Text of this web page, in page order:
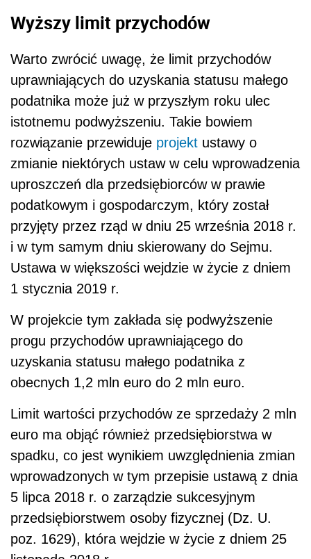
Wyższy limit przychodów
Warto zwrócić uwagę, że limit przychodów
uprawniających do uzyskania statusu małego
podatnika może już w przyszłym roku ulec
istotnemu podwyższeniu. Takie bowiem
rozwiązanie przewiduje projekt ustawy o
zmianie niektórych ustaw w celu wprowadzenia
uproszczeń dla przedsiębiorców w prawie
podatkowym i gospodarczym, który został
przyjęty przez rząd w dniu 25 września 2018 r.
i w tym samym dniu skierowany do Sejmu.
Ustawa w większości wejdzie w życie z dniem
1 stycznia 2019 r.
W projekcie tym zakłada się podwyższenie
progu przychodów uprawniającego do
uzyskania statusu małego podatnika z
obecnych 1,2 mln euro do 2 mln euro.
Limit wartości przychodów ze sprzedaży 2 mln
euro ma objąć również przedsiębiorstwa w
spadku, co jest wynikiem uwzględnienia zmian
wprowadzonych w tym przepisie ustawą z dnia
5 lipca 2018 r. o zarządzie sukcesyjnym
przedsiębiorstwem osoby fizycznej (Dz. U.
poz. 1629), która wejdzie w życie z dniem 25